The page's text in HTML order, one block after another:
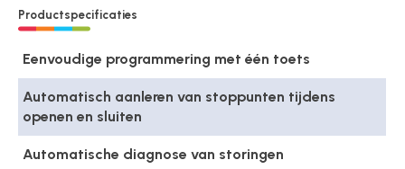
Productspecificaties
Eenvoudige programmering met één toets
Automatisch aanleren van stoppunten tijdens
openen en sluiten
Automatische diagnose van storingen